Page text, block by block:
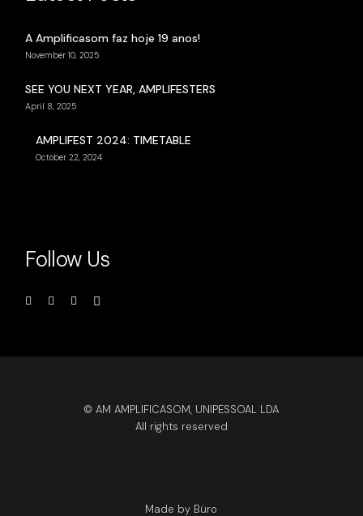
A Amplificasom faz hoje 19 anos!
November 10, 2025
SEE YOU NEXT YEAR, AMPLIFESTERS
April 8, 2025
AMPLIFEST 2024: TIMETABLE
October 22, 2024
Follow Us
© AM AMPLIFICASOM, UNIPESSOAL LDA
All rights reserved
Made by Büro